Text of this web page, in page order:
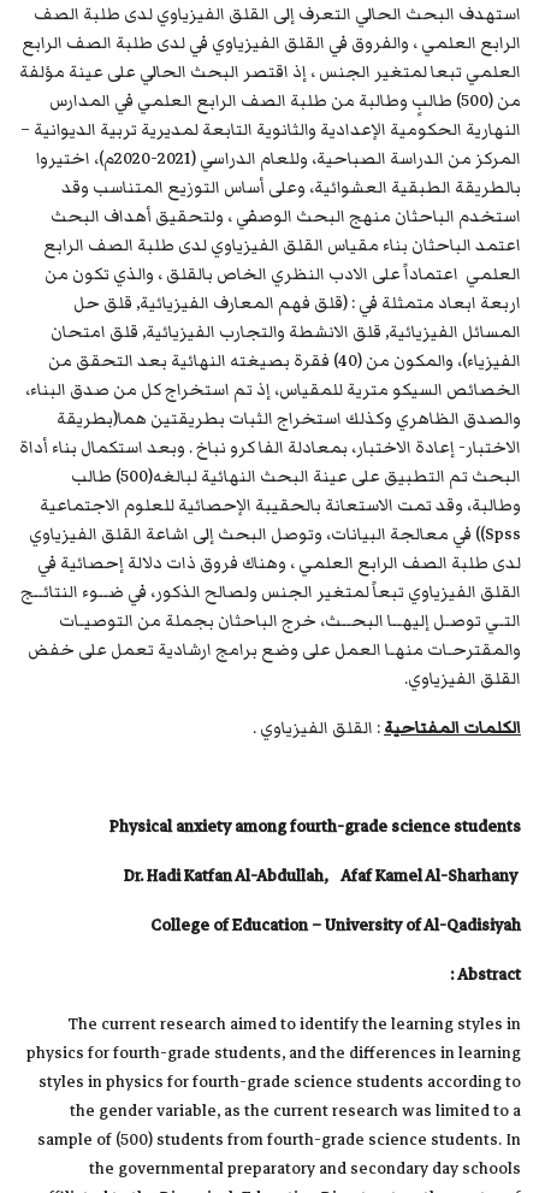
استهدف البحث الحالي التعرف إلى القلق الفيزياوي لدى طلبة الصف
الرابع العلمي ، والفروق في القلق الفيزياوي في لدى طلبة الصف الرابع
العلمي تبعا لمتغير الجنس ، إذ اقتصر البحث الحالي على عينة مؤلفة
من (500) طالبٍ وطالبة من طلبة الصف الرابع العلمي في المدارس
النهارية الحكومية الإعدادية والثانوية التابعة لمديرية تربية الديوانية –
المركز من الدراسة الصباحية، وللعام الدراسي (2021-2020م)، اختيروا
بالطريقة الطبقية العشوائية، وعلى أساس التوزيع المتناسب وقد
استخدم الباحثان منهج البحث الوصفي ، ولتحقيق أهداف البحث
اعتمد الباحثان بناء مقياس القلق الفيزياوي لدى طلبة الصف الرابع
العلمي اعتماداً على الادب النظري الخاص بالقلق ، والذي تكون من
اربعة ابعاد متمثلة في : (قلق فهم المعارف الفيزيائية, قلق حل
المسائل الفيزيائية, قلق الانشطة والتجارب الفيزيائية, قلق امتحان
الفيزياء)، والمكون من (40) فقرة بصيغته النهائية بعد التحقق من
الخصائص السيكو مترية للمقياس، إذ تم استخراج كل من صدق البناء،
والصدق الظاهري وكذلك استخراج الثبات بطريقتين هما(بطريقة
الاختبار- إعادة الاختبار، بمعادلة الفا كرو نباخ . وبعد استكمال بناء أداة
البحث تم التطبيق على عينة البحث النهائية لبالغه(500) طالب
وطالبة، وقد تمت الاستعانة بالحقيبة الإحصائية للعلوم الاجتماعية
Spss)) في معالجة البيانات، وتوصل البحث إلى اشاعة القلق الفيزياوي
لدى طلبة الصف الرابع العلمي ، وهناك فروق ذات دلالة إحصائية في
القلق الفيزياوي تبعاً لمتغير الجنس ولصالح الذكور، في ضــوء النتائــج
التـي توصـل إليهــا البحــث، خرج الباحثان بجملة من التوصيـات
والمقترحـات منهـا العمل على وضع برامج ارشادية تعمل على خفض
القلق الفيزياوي.
الكلمات المفتاحية: القلق الفيزياوي .
Physical anxiety among fourth-grade science students
Dr. Hadi Katfan Al-Abdullah, Afaf Kamel Al-Sharhany
College of Education – University of Al-Qadisiyah
Abstract :
The current research aimed to identify the learning styles in
physics for fourth-grade students, and the differences in learning
styles in physics for fourth-grade science students according to
the gender variable, as the current research was limited to a
sample of (500) students from fourth-grade science students. In
the governmental preparatory and secondary day schools